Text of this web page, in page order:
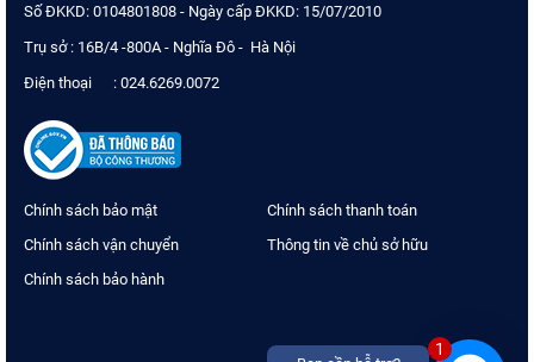
Số ĐKKD: 0104801808 - Ngày cấp ĐKKD: 15/07/2010
Trụ sở : 16B/4 -800A - Nghĩa Đô - Hà Nội
Điện thoại : 024.6269.0072
Chính sách bảo mật
Chính sách thanh toán
Chính sách vận chuyển
Thông tin về chủ sở hữu
Chính sách bảo hành
1